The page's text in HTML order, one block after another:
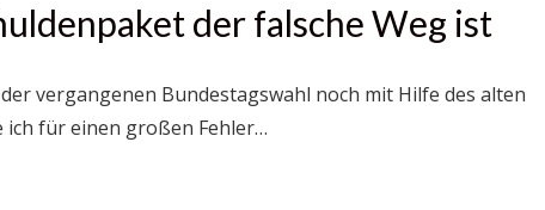
der falsche Weg ist
vergangenen Bundestagswahl noch mit Hilfe des alten
ich für einen großen Fehler…